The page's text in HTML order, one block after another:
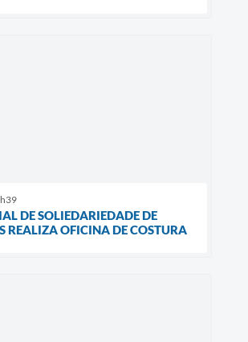
DE SOLIEDARIEDADE DE
REALIZA OFICINA DE COSTURA